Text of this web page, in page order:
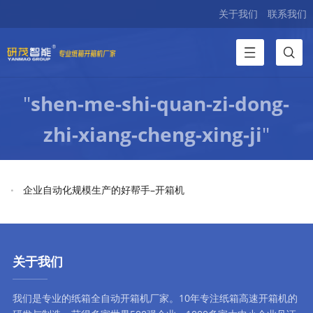
关于我们 联系我们
"shen-me-shi-quan-zi-dong-
zhi-xiang-cheng-xing-ji"
企业自动化规模生产的好帮手–开箱机
关于我们
我们是专业的纸箱全自动开箱机厂家。10年专注纸箱高速开箱机的